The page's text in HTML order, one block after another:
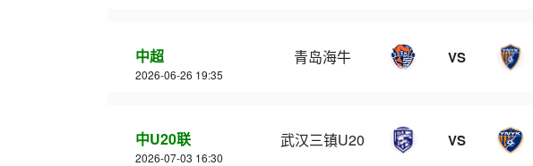
中超
2026-06-26 19:35
青岛海牛 VS
中U20联
2026-07-03 16:30
武汉三镇U20 VS